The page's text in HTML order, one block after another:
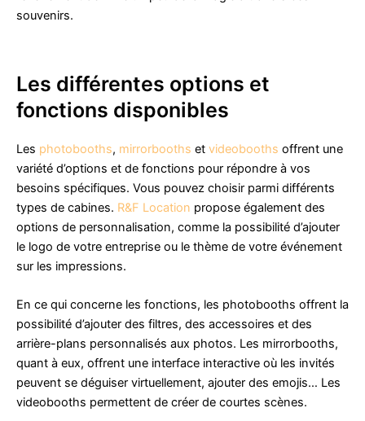
souvenirs.
Les différentes options et
fonctions disponibles
Les photobooths, mirrorbooths et videobooths offrent une
variété d’options et de fonctions pour répondre à vos
besoins spécifiques. Vous pouvez choisir parmi différents
types de cabines. R&F Location propose également des
options de personnalisation, comme la possibilité d’ajouter
le logo de votre entreprise ou le thème de votre événement
sur les impressions.
En ce qui concerne les fonctions, les photobooths offrent la
possibilité d’ajouter des filtres, des accessoires et des
arrière-plans personnalisés aux photos. Les mirrorbooths,
quant à eux, offrent une interface interactive où les invités
peuvent se déguiser virtuellement, ajouter des emojis… Les
videobooths permettent de créer de courtes scènes.